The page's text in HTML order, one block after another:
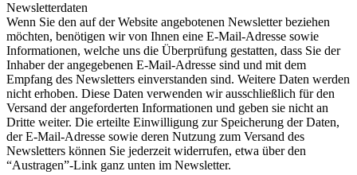
Newsletterdaten
Wenn Sie den auf der Website angebotenen Newsletter beziehen
möchten, benötigen wir von Ihnen eine E-Mail-Adresse sowie
Informationen, welche uns die Überprüfung gestatten, dass Sie der
Inhaber der angegebenen E-Mail-Adresse sind und mit dem
Empfang des Newsletters einverstanden sind. Weitere Daten werden
nicht erhoben. Diese Daten verwenden wir ausschließlich für den
Versand der angeforderten Informationen und geben sie nicht an
Dritte weiter. Die erteilte Einwilligung zur Speicherung der Daten,
der E-Mail-Adresse sowie deren Nutzung zum Versand des
Newsletters können Sie jederzeit widerrufen, etwa über den
“Austragen”-Link ganz unten im Newsletter.